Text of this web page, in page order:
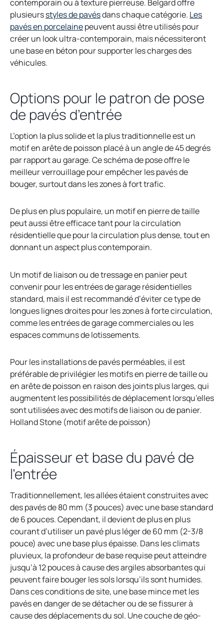
contemporain ou à texture pierreuse. Belgard offre
plusieursstyles de pavésdans chaque catégorie. Les
pavés en porcelainepeuvent aussi être utilisés pour
créer un look ultra-contemporain, mais nécessiteront
une base en béton pour supporter les charges des
véhicules.
Options pour le patron de pose
de pavés d’entrée
L’option la plus solide et la plus traditionnelle est un
motif en arête de poisson placé à un angle de 45 degrés
par rapport au garage. Ce schéma de pose offre le
meilleur verrouillage pour empêcher les pavés de
bouger, surtout dans les zones à fort trafic.
De plus en plus populaire, un motif en pierre de taille
peut aussi être efficace tant pour la circulation
résidentielle que pour la circulation plus dense, tout en
donnant un aspect plus contemporain.
Un motif de liaison ou de tressage en panier peut
convenir pour les entrées de garage résidentielles
standard, mais il est recommandé d’éviter ce type de
longues lignes droites pour les zones à forte circulation,
comme les entrées de garage commerciales ou les
espaces communs de lotissements.
Pour les installations de pavés perméables, il est
préférable de privilégier les motifs en pierre de taille ou
en arête de poisson en raison des joints plus larges, qui
augmentent les possibilités de déplacement lorsqu’elles
sont utilisées avec des motifs de liaison ou de panier.
Holland Stone (motif arête de poisson)
Épaisseur et base du pavé de
l’entrée
Traditionnellement, les allées étaient construites avec
des pavés de 80 mm (3 pouces) avec une base standard
de 6 pouces. Cependant, il devient de plus en plus
courant d’utiliser un pavé plus léger de 60 mm (2-3/8
pouce) avec une base plus épaisse. Dans les climats
pluvieux, la profondeur de base requise peut atteindre
jusqu’à 12 pouces à cause des argiles absorbantes qui
peuvent faire bouger les sols lorsqu’ils sont humides.
Dans ces conditions de site, une base mince met les
pavés en danger de se détacher ou de se fissurer à
cause des déplacements du sol. Une couche de géo-